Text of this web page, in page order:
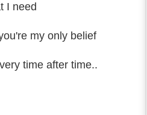
I need
my only belief
time after time..